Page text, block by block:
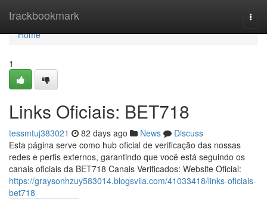
trackbookmark
Home
Home
1
Links Oficiais: BET718
tessmtuj383021 82 days ago News
Discuss
Esta página serve como hub oficial de verificação das nossas
redes e perfis externos, garantindo que você está seguindo os
canais oficiais da BET718 Canais Verificados: Website Oficial:
https://graysonhzuy583014.blogsvila.com/41033418/links-oficiais-
bet718